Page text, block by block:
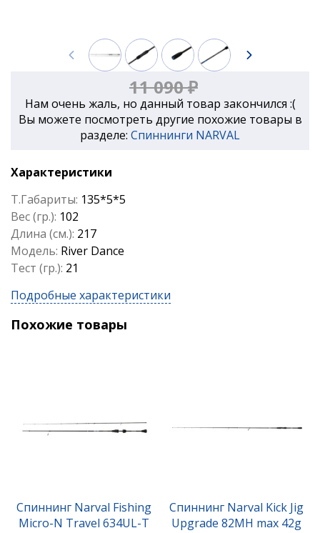
11 090 ₽
Нам очень жаль, но данный товар закончился :(
Вы можете посмотреть другие похожие товары в
разделе: Спиннинги NARVAL
Характеристики
Т.Габариты: 135*5*5
Вес (гр.): 102
Длина (см.): 217
Модель: River Dance
Тест (гр.): 21
Подробные характеристики
Похожие товары
Спиннинг Narval Fishing
Micro-N Travel 634UL-T
Спиннинг Narval Kick Jig
Upgrade 82MH max 42g